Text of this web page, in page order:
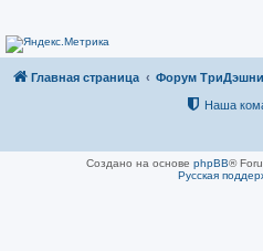
и
Главная страница Форум
Наша
Создано на основе phpBB®
Русская